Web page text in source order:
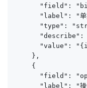
"field":
"label": "单
"type":
"describe":
"value":
    },
    {
"field":
"label": "操